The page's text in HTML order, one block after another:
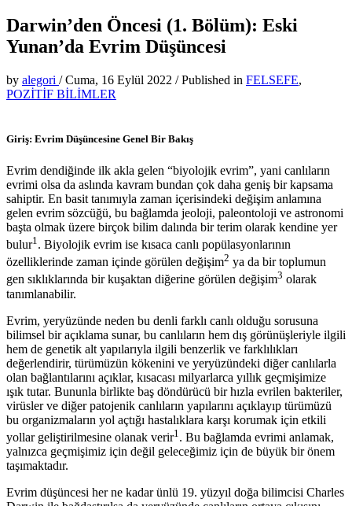
Darwin’den Öncesi (1. Bölüm): Eski
Yunan’da Evrim Düşüncesi
by alegori /Cuma, 16 Eylül 2022 /Published in FELSEFE,
POZİTİF BİLİMLER
Giriş: Evrim Düşüncesine Genel Bir Bakış
Evrim dendiğinde ilk akla gelen “biyolojik evrim”, yani canlıların
evrimi olsa da aslında kavram bundan çok daha geniş bir kapsama
sahiptir. En basit tanımıyla zaman içerisindeki değişim anlamına
gelen evrim sözcüğü, bu bağlamda jeoloji, paleontoloji ve astronomi
başta olmak üzere birçok bilim dalında bir terim olarak kendine yer
bulur1 . Biyolojik evrim ise kısaca canlı popülasyonlarının
özelliklerinde zaman içinde görülen değişim2 ya da bir toplumun
gen sıklıklarında bir kuşaktan diğerine görülen değişim3 olarak
tanımlanabilir.
Evrim, yeryüzünde neden bu denli farklı canlı olduğu sorusuna
bilimsel bir açıklama sunar, bu canlıların hem dış görünüşleriyle ilgili
hem de genetik alt yapılarıyla ilgili benzerlik ve farklılıkları
değerlendirir, türümüzün kökenini ve yeryüzündeki diğer canlılarla
olan bağlantılarını açıklar, kısacası milyarlarca yıllık geçmişimize
ışık tutar. Bununla birlikte baş döndürücü bir hızla evrilen bakteriler,
virüsler ve diğer patojenik canlıların yapılarını açıklayıp türümüzü
bu organizmaların yol açtığı hastalıklara karşı korumak için etkili
yollar geliştirilmesine olanak verir1 . Bu bağlamda evrimi anlamak,
yalnızca geçmişimiz için değil geleceğimiz için de büyük bir önem
taşımaktadır.
Evrim düşüncesi her ne kadar ünlü 19. yüzyıl doğa bilimcisi Charles